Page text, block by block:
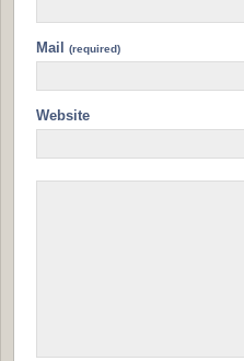
Mail (required)
Website